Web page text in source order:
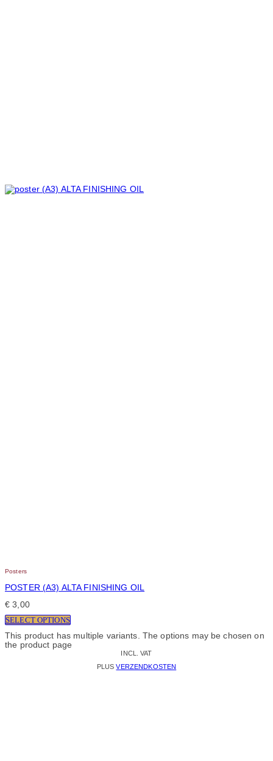
Posters
POSTER (A3) ALTA FINISHING OIL
€ 3,00
SELECT OPTIONS
This product has multiple variants. The options may be chosen on
the product page
INCL. VAT
PLUSVERZENDKOSTEN